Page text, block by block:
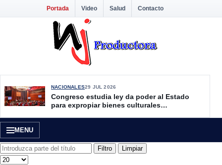
Portada Video Salud Contacto
NACIONALES29 JUL 2026
Congreso estudia ley da poder al Estado
para expropiar bienes culturales
MENU
Introduzca parte del título Filtro Limpiar
Cantidad